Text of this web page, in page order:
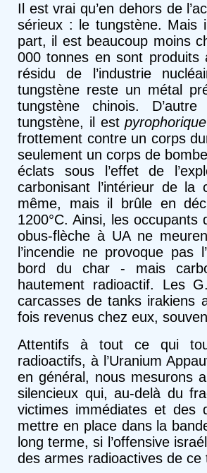
Il est vrai qu’en dehors de
sérieux : le tungstène. Mais
part, il est beaucoup moins
000 tonnes en sont produits
résidu de l’industrie
tungstène reste un métal
tungstène chinois.
tungstène, il estpyrophorique
frottement contre un corps
seulement un corps de
éclats sous l’effet de
carbonisant l’intérieur de la
même, mais il brûle en
1200°C. Ainsi, les occupants
obus-flèche à UA ne
l’incendie ne provoque pas
bord du char - mais
hautement radioactif. Les
carcasses de tanks irakiens
fois revenus chez eux,
Attentifs à tout ce qui
radioactifs, à l’Uranium
en général, nous mesurons
silencieux qui, au-delà du
victimes immédiates et des
mettre en place dans la
long terme, si l’offensive
des armes radioactives de ce